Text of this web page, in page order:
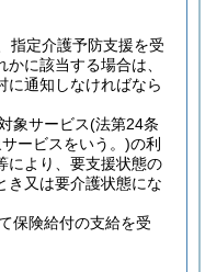
指定介護予防支援を受
かに該当する場合は、
に通知しなければなら
象サービス(法第24条
ービスをいう。)の利
により、要支援状態の
き又は要介護状態にな
保険給付の支給を受